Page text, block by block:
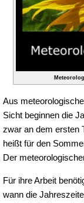
Aus
Sicht beginnen die
zwar an dem ersten
heißt für den
Der
Für ihre Arbeit
wann die